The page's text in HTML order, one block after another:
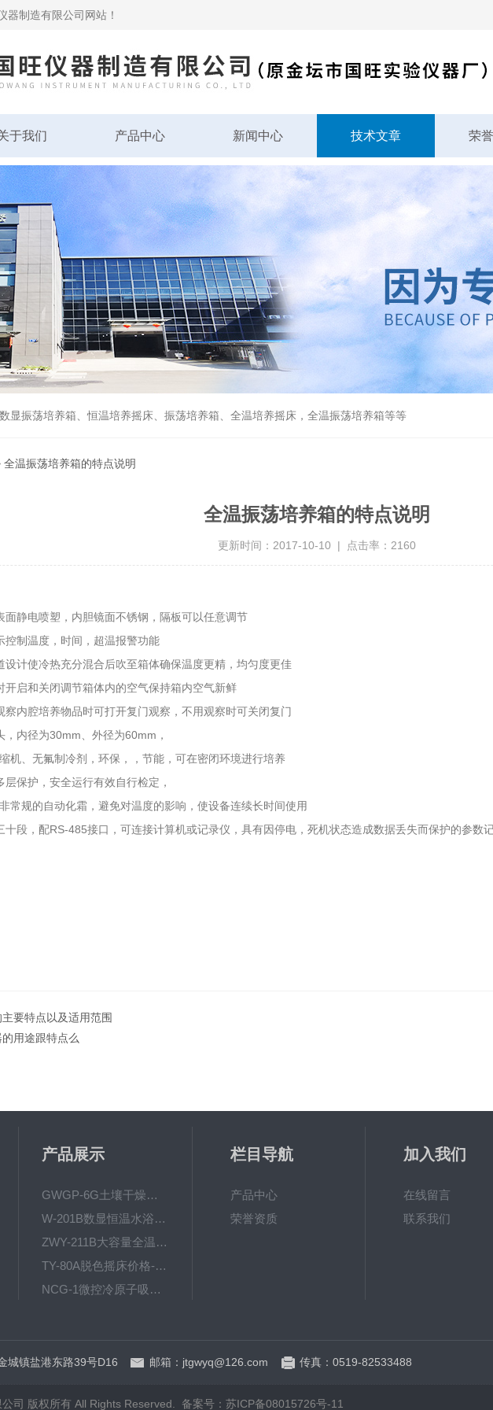
器制造有限公司网站！
于我们 产品中心 新闻中心 技术文章 荣
显振荡培养箱、恒温培养摇床、振荡培养箱、全温培养摇床，全温振荡培养箱等等
全温振荡培养箱的特点说明
全温振荡培养箱的特点说明
更新时间：2017-10-10 | 点击率：2160
静电喷塑，内胆镜面不锈钢，隔板可以任意调节
制温度，时间，超温报警功能
计使冷热充分混合后吹至箱体确保温度更精，均匀度更佳
启和关闭调节箱体内的空气保持箱内空气新鲜
内腔培养物品时可打开复门观察，不用观察时可关闭复门
内径为30mm、外径为60mm，
机、无氟制冷剂，环保，，节能，可在密闭环境进行培养
保护，安全运行有效自行检定，
常规的自动化霜，避免对温度的影响，使设备连续长时间使用
，配RS-485接口，可连接计算机或记录仪，具有因停电，死机状态造成数据丢失而保护的参数
要特点以及适用范围
用途跟特点么
产品展示
GWGP-6G土壤干燥柜-干燥箱/干燥机
W-201B数显恒温水浴锅哪个牌子好？--国旺仪器
ZWY-211B大容量全温摇床价格
TY-80A脱色摇床价格-大容量振荡器
NCG-1微控冷原子吸收测汞仪
栏目导航
产品中心
荣誉资质
加入我们
在线留言
联系我们
城镇盐港东路39号D16 邮箱：jtgwyq@126.com 传真：0519-82533488
司 版权所有 All Rights Reserved. 备案号：苏ICP备08015726号-11